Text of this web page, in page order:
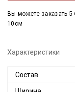
Вы можете заказать
10см
Характеристики
Состав